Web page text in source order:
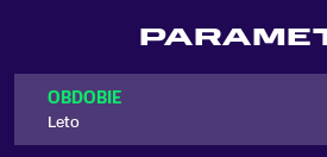
OBDOBIE
Leto